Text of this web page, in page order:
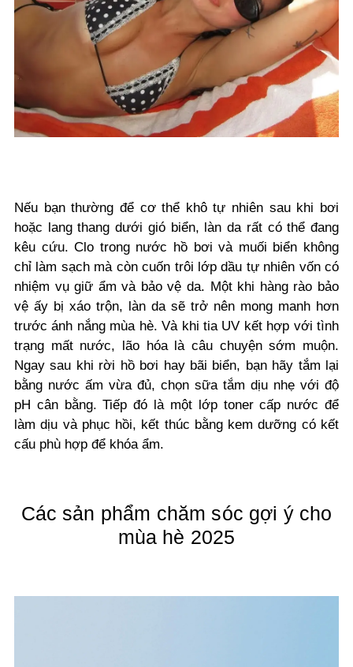
Nếu bạn thường để cơ thể khô tự nhiên sau khi bơi
hoặc lang thang dưới gió biển, làn da rất có thể đang
kêu cứu. Clo trong nước hồ bơi và muối biển không
chỉ làm sạch mà còn cuốn trôi lớp dầu tự nhiên vốn có
nhiệm vụ giữ ẩm và bảo vệ da. Một khi hàng rào bảo
vệ ấy bị xáo trộn, làn da sẽ trở nên mong manh hơn
trước ánh nắng mùa hè. Và khi tia UV kết hợp với tình
trạng mất nước, lão hóa là câu chuyện sớm muộn.
Ngay sau khi rời hồ bơi hay bãi biển, bạn hãy tắm lại
bằng nước ấm vừa đủ, chọn sữa tắm dịu nhẹ với độ
pH cân bằng. Tiếp đó là một lớp toner cấp nước để
làm dịu và phục hồi, kết thúc bằng kem dưỡng có kết
cấu phù hợp để khóa ẩm.
Các sản phẩm chăm sóc gợi ý cho
mùa hè 2025